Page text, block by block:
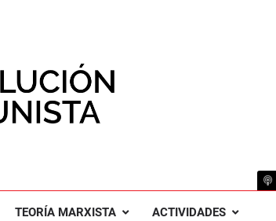
TEORÍA MARXISTA ACTIVIDADES